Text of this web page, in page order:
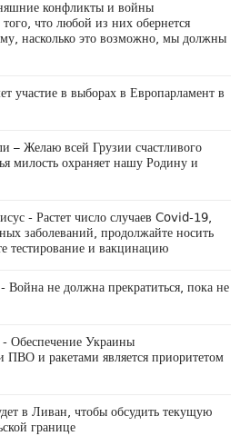
конфликты и войны
что любой из них обернется
насколько это возможно, мы должны
участие в выборах в Европарламент в
– Желаю всей Грузии счастливого
милость охраняет нашу Родину и
- Растет число случаев Covid-19,
заболеваний, продолжайте носить
тестирование и вакцинацию
Война не должна прекратиться, пока не
Обеспечение Украины
ПВО и ракетами является приоритетом
в Ливан, чтобы обсудить текущую
границе